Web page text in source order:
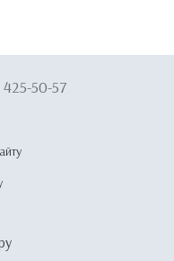
50-57